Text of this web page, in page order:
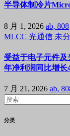
半导体制冷片
8 月 1, 2026 ab, 808
MLCC 光通信 未
受益于电子元件
年净利润同比增长
7 月 21, 2026 ab,
分类